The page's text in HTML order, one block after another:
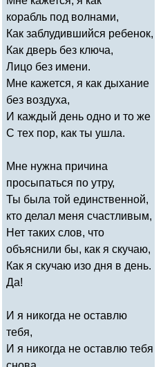
корабль под волнами,
Как заблудившийся ребенок,
Как дверь без ключа,
Лицо без имени.
Мне кажется, я как дыхание
без воздуха,
И каждый день одно и то же
С тех пор, как ты ушла.
Мне нужна причина
просыпаться по утру,
Ты была той единственной,
кто делал меня счастливым,
Нет таких слов, что
объяснили бы, как я скучаю,
Как я скучаю изо дня в день.
Да!
И я никогда не оставлю
тебя,
И я никогда не оставлю тебя